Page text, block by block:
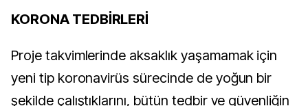
KORONA TEDBİRLERİ
Proje takvimlerinde aksaklık yaşamamak için
yeni tip koronavirüs sürecinde de yoğun bir
şekilde çalıştıklarını, bütün tedbir ve güvenliğin